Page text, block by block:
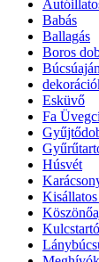
Babás
Ballagás
Boros
Esküvő
Fa
Húsvét